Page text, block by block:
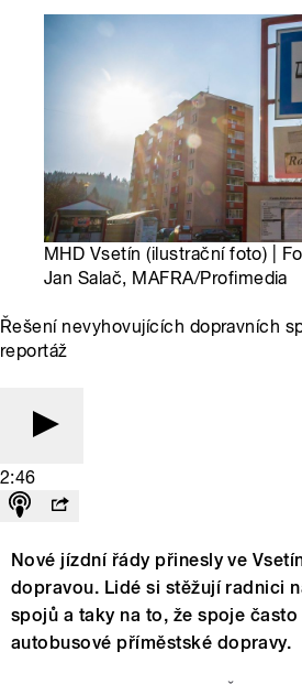
MHD Vsetín (ilustrační foto) |
Jan Salač, MAFRA/Profimedia
Řešení nevyhovujících dopravních
reportáž
2:46
Nové jízdní řády přinesly ve
dopravou. Lidé si stěžují radnici
spojů a taky na to, že spoje
autobusové příměstské dopravy.